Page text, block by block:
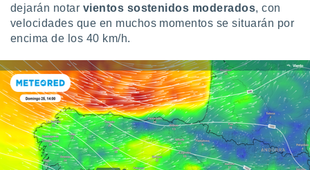
únicos
similares
como
este sitio
IP
de
dejarán notar vientos sostenidos moderados, con
velocidades que en muchos momentos se situarán por
encima de los 40 km/h.